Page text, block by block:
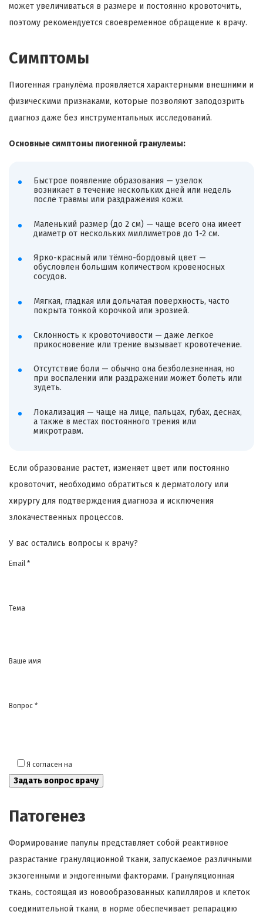
может увеличиваться в размере и постоянно кровоточить,
поэтому рекомендуется своевременное обращение к врачу.
Симптомы
Пиогенная гранулёма проявляется характерными внешними и
физическими признаками, которые позволяют заподозрить
диагноз даже без инструментальных исследований.
Основные симптомы пиогенной гранулемы:
Быстрое появление образования — узелок
возникает в течение нескольких дней или недель
после травмы или раздражения кожи.
Маленький размер (до 2 см) — чаще всего она имеет
диаметр от нескольких миллиметров до 1-2 см.
Ярко-красный или тёмно-бордовый цвет —
обусловлен большим количеством кровеносных
сосудов.
Мягкая, гладкая или дольчатая поверхность, часто
покрыта тонкой корочкой или эрозией.
Склонность к кровоточивости — даже легкое
прикосновение или трение вызывает кровотечение.
Отсутствие боли — обычно она безболезненная, но
при воспалении или раздражении может болеть или
зудеть.
Локализация — чаще на лице, пальцах, губах, деснах,
а также в местах постоянного трения или
микротравм.
Если образование растет, изменяет цвет или постоянно
кровоточит, необходимо обратиться к дерматологу или
хирургу для подтверждения диагноза и исключения
злокачественных процессов.
У вас остались вопросы к врачу?
Email *
Тема
Ваше имя
Вопрос *
Я согласен на
Патогенез
Формирование папулы представляет собой реактивное
разрастание грануляционной ткани, запускаемое различными
экзогенными и эндогенными факторами. Грануляционная
ткань, состоящая из новообразованных капилляров и клеток
соединительной ткани, в норме обеспечивает репарацию